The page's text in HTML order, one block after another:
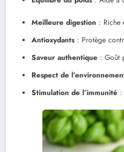
Meilleure digestion : Riche
Antioxydants: Protège
Saveur authentique : Goût
Respect de
Stimulation de l’immunité :